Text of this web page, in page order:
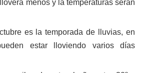
menos y la temperaturas serán
es la temporada de lluvias, en
estar lloviendo varios días